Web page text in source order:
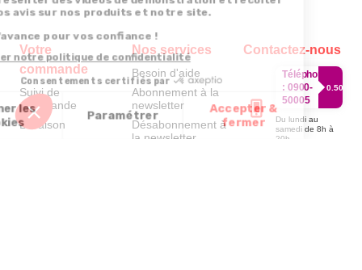
Votre
commande
Suivi de
commande
Livraison
Nos services
Besoin d'aide
Abonnement à la
newsletter
Désabonnement à
la newsletter
Contactez-nous
Téléphone
: 0900-
50005
0.50€/
Du lundi au
samedi de 8h à
20h